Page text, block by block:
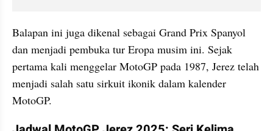
Balapan ini juga dikenal sebagai Grand Prix Spanyol
dan menjadi pembuka tur Eropa musim ini. Sejak
pertama kali menggelar MotoGP pada 1987, Jerez telah
menjadi salah satu sirkuit ikonik dalam kalender
MotoGP.